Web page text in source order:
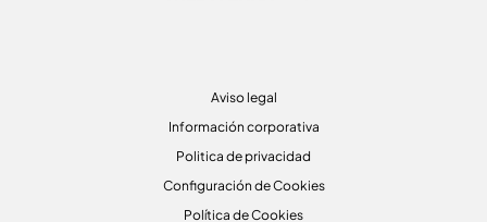
Aviso legal
Información corporativa
Politica de privacidad
Configuración de Cookies
Política de Cookies